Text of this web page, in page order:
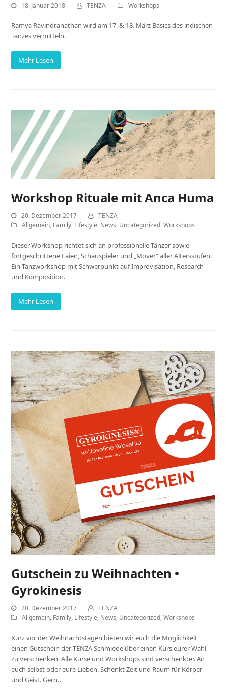
18. Januar 2018 TENZA Workshops
Ramya Ravindranathan wird am 17. & 18. März Basics des indischen
Tanzes vermitteln.
Mehr Lesen
Workshop Rituale mit Anca Huma
20. Dezember 2017
TENZA
Allgemein, Family, Lifestyle, News, Uncategorized,Workshops
Dieser Workshop richtet sich an professionelle Tänzer sowie
fortgeschrittene Laien, Schauspieler und „Mover“ aller Altersstufen.
Ein Tanzworkshop mit Schwerpunkt auf Improvisation, Research
und Komposition.
Mehr Lesen
Gutschein zu Weihnachten •
Gyrokinesis
20. Dezember 2017
TENZA
Allgemein, Family, Lifestyle, News, Uncategorized,Workshops
Kurz vor der Weihnachtstagen bieten wir euch die Möglichkeit
einen Gutschein der TENZA Schmiede über einen Kurs eurer Wahl
zu verschenken. Alle Kurse und Workshops sind verschenkter. An
euch selbst oder eure Lieben. Schenkt Zeit und Raum für Körper
und Geist. Gern…